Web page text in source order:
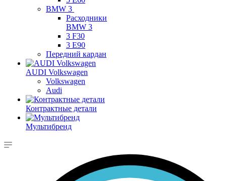
BMW 3
Расходники
BMW 3
3 F30
3 E90
Передний кардан
AUDI Volkswagen
Volkswagen
Audi
Контрактные детали
Мультибренд